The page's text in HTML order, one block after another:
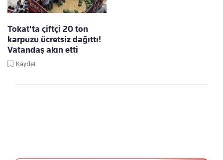
Tokat'ta çiftçi 20 ton
karpuzu ücretsiz dağıttı!
Vatandaş akın etti
Kaydet